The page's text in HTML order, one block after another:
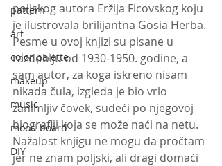
pattern
art
color palette
makeup
music
mood board
DIY
poljskog autora Eržija Ficovskog koju
je ilustrovala brilijantna Gosia Herba.
Pesme u ovoj knjizi su pisane u
razdoblju od 1930-1950. godine, a
sam autor, za koga iskreno nisam
nikada čula, izgleda je bio vrlo
zanimljiv čovek, sudeći po njegovoj
biografiji koja se može naći na netu.
Nažalost knjigu ne mogu da pročtam
jer ne znam poljski, ali dragi domaći